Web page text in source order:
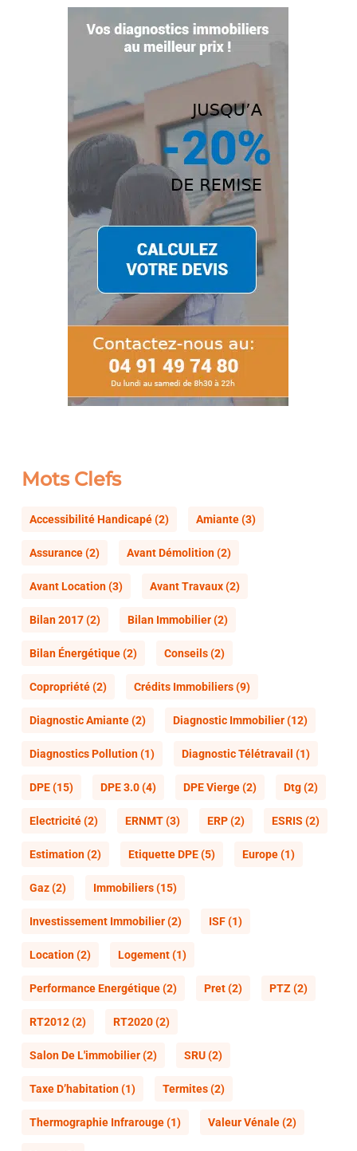
Mots Clefs
Accessibilité Handicapé(2) Amiante(3)
Assurance(2) Avant Démolition(2)
Avant Location(3) Avant Travaux(2)
Bilan 2017(2) Bilan Immobilier(2)
Bilan Énergétique(2) Conseils(2)
Copropriété(2) Crédits Immobiliers(9)
Diagnostic Amiante(2) Diagnostic Immobilier(12)
Diagnostics Pollution(1) Diagnostic Télétravail (1)
DPE(15) DPE 3.0(4) DPE Vierge(2) Dtg(2)
Electricité(2) ERNMT(3) ERP(2) ESRIS (2)
Estimation(2) Etiquette DPE(5) Europe(1)
Gaz(2) Immobiliers(15)
Investissement Immobilier(2) ISF(1)
Location(2) Logement(1)
Performance Energétique(2) Pret(2) PTZ (2)
RT2012(2) RT2020(2)
Salon De L'immobilier(2) SRU(2)
Taxe D’habitation(1) Termites(2)
Thermographie Infrarouge(1) Valeur Vénale(2)